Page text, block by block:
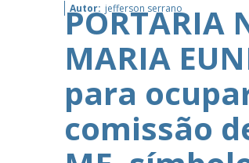
Autor: jefferson serrano
PORTARIA
MARIA
para
comissão